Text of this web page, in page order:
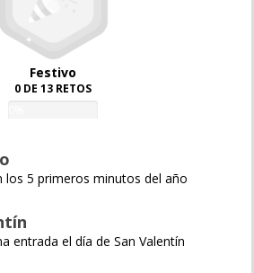
Festivo
0 DE 13 RETOS
los 5 primeros minutos del año
entrada el día de San Valentín